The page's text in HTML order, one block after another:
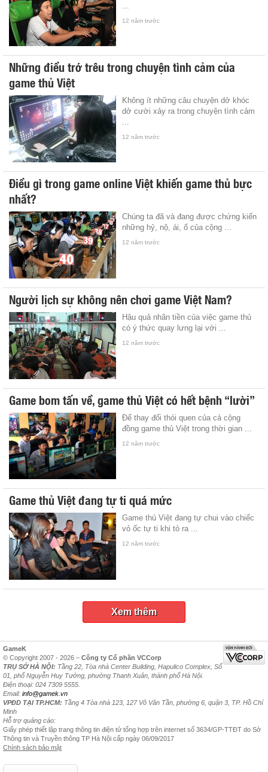
12 năm trước
Những điều trớ trêu trong chuyện tình cảm của
game thủ Việt
Không ít những câu chuyện dở khóc
dở cười xảy ra trong chuyện tình cảm
12 năm trước
Điều gì trong game online Việt khiến game thủ bực
nhất?
Chúng ta đã và đang được chứng kiến
những hỷ, nộ, ái, ố của cộng ...
12 năm trước
Người lịch sự không nên chơi game Việt Nam?
Hậu quả nhãn tiền của việc game thủ
có ý thức quay lưng lại với ...
12 năm trước
Game bom tấn về, game thủ Việt có hết bệnh “lười”
Để thay đổi thói quen của cả cộng
đồng game thủ Việt trong thời gian ...
12 năm trước
Game thủ Việt đang tự ti quá mức
Game thủ Việt đang tự chui vào chiếc
vỏ ốc tự ti khi tỏ ra ...
12 năm trước
Xem thêm
GameK
© Copyright 2007 - 2026 – Công ty Cổ phần VCCorp
TRỤ SỞ HÀ NỘI: Tầng 22, Tòa nhà Center Building, Hapulico Complex, Số
01, phố Nguyễn Huy Tưởng, phường Thanh Xuân, thành phố Hà Nội.
Điện thoại: 024 7309 5555.
Email: info@gamek.vn
VPĐD TẠI TP.HCM: Tầng 4 Tòa nhà 123, 127 Võ Văn Tần, phường 6, quận 3, TP. Hồ Chí
Minh
Hỗ trợ quảng cáo:
Giấy phép thiết lập trang thông tin điện tử tổng hợp trên internet số 3634/GP-TTĐT do Sở
Thông tin và Truyền thông TP Hà Nội cấp ngày 06/09/2017
Chính sách bảo mật